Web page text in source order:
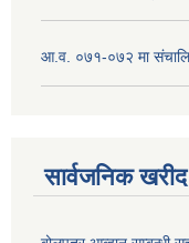
आ.व. ०७१-०७२ मा
सार्वजनिक